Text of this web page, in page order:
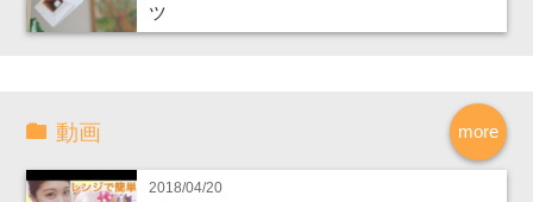
ツ
more
動画
2018/04/20